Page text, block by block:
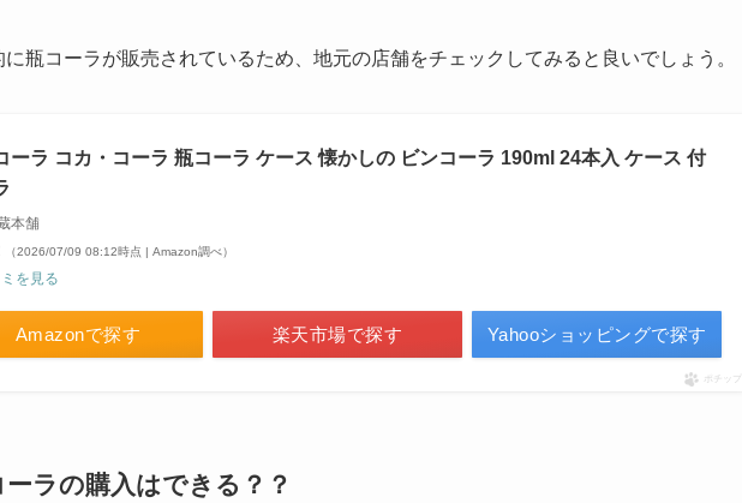
瓶コーラが販売されているため、地元の店舗をチェックしてみると良いでしょう。
ーラ コカ・コーラ 瓶コーラ ケース 懐かしの ビンコーラ 190ml 24本入 ケース 付
本舗
（2026/07/09 08:12時点 | Amazon調べ）
を見る
Amazonで探す 楽天市場で探す Yahooショッピングで探す
ポチップ
ラの購入はできる？？